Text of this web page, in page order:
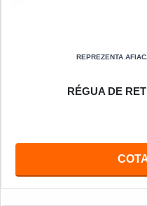
REPREZENTA
RÉGUA DE